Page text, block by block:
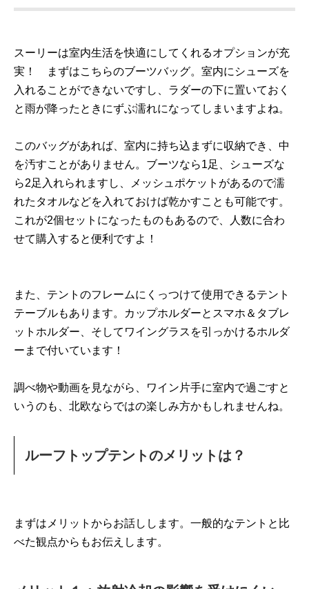
スーリーは室内生活を快適にしてくれるオプションが充
実！ まずはこちらのブーツバッグ。室内にシューズを
入れることができないですし、ラダーの下に置いておく
と雨が降ったときにずぶ濡れになってしまいますよね。
このバッグがあれば、室内に持ち込まずに収納でき、中
を汚すことがありません。ブーツなら1足、シューズな
ら2足入れられますし、メッシュポケットがあるので濡
れたタオルなどを入れておけば乾かすことも可能です。
これが2個セットになったものもあるので、人数に合わ
せて購入すると便利ですよ！
また、テントのフレームにくっつけて使用できるテント
テーブルもあります。カップホルダーとスマホ＆タブレ
ットホルダー、そしてワイングラスを引っかけるホルダ
ーまで付いています！
調べ物や動画を見ながら、ワイン片手に室内で過ごすと
いうのも、北欧ならではの楽しみ方かもしれませんね。
ルーフトップテントのメリットは？
まずはメリットからお話しします。一般的なテントと比
べた観点からもお伝えします。